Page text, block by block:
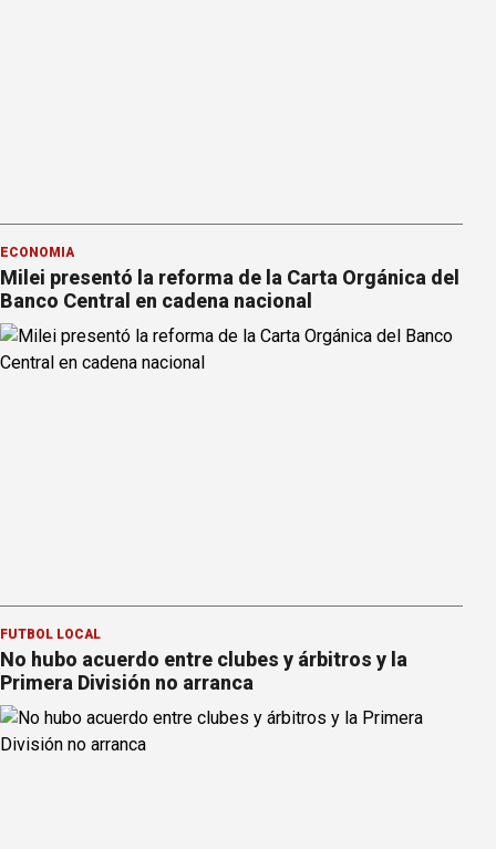
ECONOMÍA
Milei presentó la reforma de la Carta Orgánica del
Banco Central en cadena nacional
FÚTBOL LOCAL
No hubo acuerdo entre clubes y árbitros y la
Primera División no arranca